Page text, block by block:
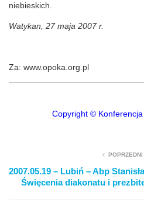
niebieskich.
Watykan, 27 maja 2007 r.
Za: www.opoka.org.pl
Copyright ©
POPRZEDNI
2007.05.19 – Lubiń – Abp
Święcenia diakonatu i